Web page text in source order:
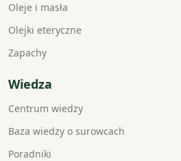
Oleje i masła
Olejki eteryczne
Zapachy
Wiedza
Centrum wiedzy
Baza wiedzy o surowcach
Poradniki